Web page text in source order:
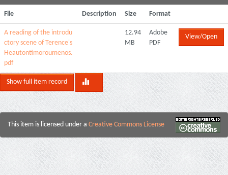
File Description Size Format
A reading of the introdu
ctory scene of Terence's
Heautontimoroumenos.
pdf
12.94
MB
Adobe
PDF
View/Open
Show full item record
This item is licensed under a Creative Commons License